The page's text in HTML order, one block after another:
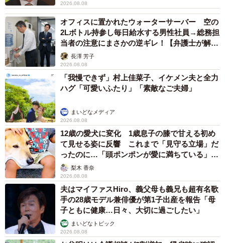
2026.08.08
オフィスに置かれたウォーターサーバー 空の
2Lボトル持参し毎日給水する男性社員→総務担
当者の注意にまさかの逆ギレ！【弁護士が解
説】長澤 芳子
2026.08.08
「我慢できず」村上佳菜子、イケメン夫と全力
ハグ「可愛いふたり」「素敵なご夫婦」
まいどなメディア
2026.08.08
12歳の愛犬に変化 1歳息子の膝で甘える初め
て見せる姿に反響 これまで「見守る立場」だ
ったのに…「頭ポンポンが愛に満ちている」
「尊…」
梨木 香奈
2026.08.08
夫はマイファスHiro、義父母も義兄も超有名歌
手の28歳モデル兼俳優が第1子出産を報告「母
子ともに健康…日々、大切に過ごしたい」
まいどなトピック
2026.08.08